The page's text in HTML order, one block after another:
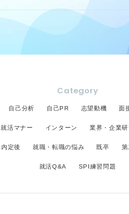
Category
自己分析 自己PR 志望動機 面
就活マナー インターン 業界・企業研
内定後 就職・転職の悩み 既卒 第
就活Q&A SPI練習問題